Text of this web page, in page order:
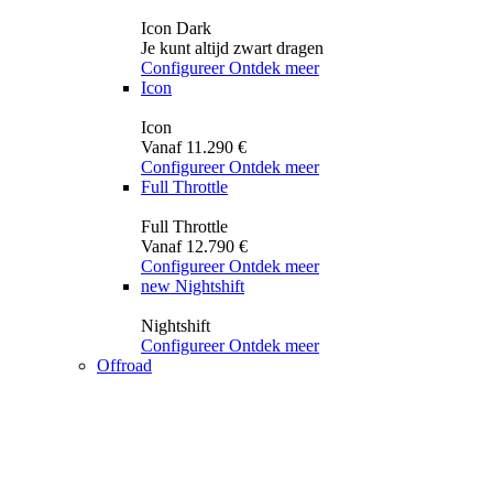
Icon Dark
Je kunt altijd zwart dragen
Configureer Ontdek meer
Icon
Icon
Vanaf 11.290 €
Configureer Ontdek meer
Full Throttle
Full Throttle
Vanaf 12.790 €
Configureer Ontdek meer
new Nightshift
Nightshift
Configureer Ontdek meer
Offroad